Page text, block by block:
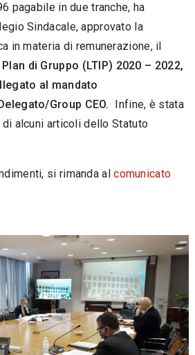
pagabile in due tranche, ha
Sindacale, approvato la
in materia di remunerazione, il
di Gruppo (LTIP) 2020 – 2022,
al mandato
Group CEO. Infine, è stata
alcuni articoli dello Statuto
si rimanda alcomunicato